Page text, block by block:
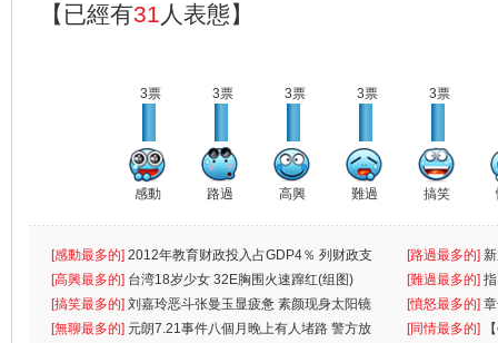
【已經有31 人表態】
3票
感動
3票
路過
3票
高興
3票
難過
3票
搞笑
[感動最多的] 2012年教育财政投入占GDP4％ 列财政支
出首位
[路過最多的]
[高興最多的] 台湾18岁少女 32E胸围火速蹿红(组图) [難過最多的]
罪
[搞笑最多的] 刘嘉玲恶斗张曼玉显疲惫 素颜现身太阳镜
遮
[憤怒最多的]
[無聊最多的] 元朗7.21事件八個月晚上有人堵路 警方放
[同情最多的]